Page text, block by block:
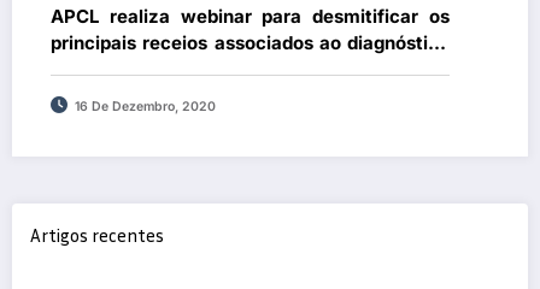
APCL realiza webinar para desmitificar os
principais receios associados ao diagnóstico
de linfoma
16 De Dezembro, 2020
Artigos recentes